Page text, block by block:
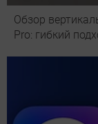
Обзор
Pro: гибкий